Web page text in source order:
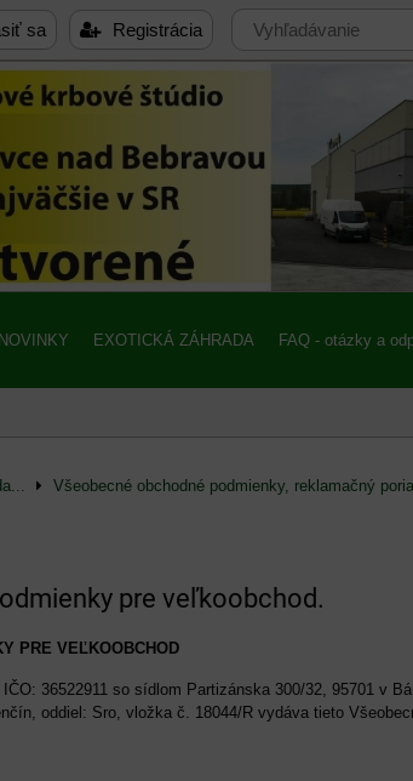
sa Registrácia
NOVINKY EXOTICKÁ ZÁHRADA FAQ - otázky a
Všeobecné obchodné podmienky, reklamačný
pre veľkoobchod.
PRE VEĽKOOBCHOD
36522911 so sídlom Partizánska 300/32, 95701 v
oddiel: Sro, vložka č. 18044/R vydáva tieto